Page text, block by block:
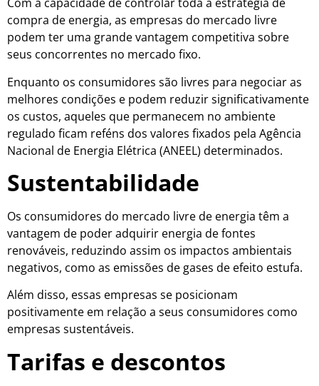
compra de energia, as empresas do mercado livre
podem ter uma grande vantagem competitiva sobre
seus concorrentes no mercado fixo.
Enquanto os consumidores são livres para negociar as
melhores condições e podem reduzir significativamente
os custos, aqueles que permanecem no ambiente
regulado ficam reféns dos valores fixados pela Agência
Nacional de Energia Elétrica (ANEEL) determinados.
Sustentabilidade
Os consumidores do mercado livre de energia têm a
vantagem de poder adquirir energia de fontes
renováveis, reduzindo assim os impactos ambientais
negativos, como as emissões de gases de efeito estufa.
Além disso, essas empresas se posicionam
positivamente em relação a seus consumidores como
empresas sustentáveis.
Tarifas e descontos